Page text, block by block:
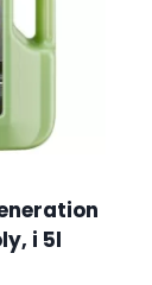
i 5l